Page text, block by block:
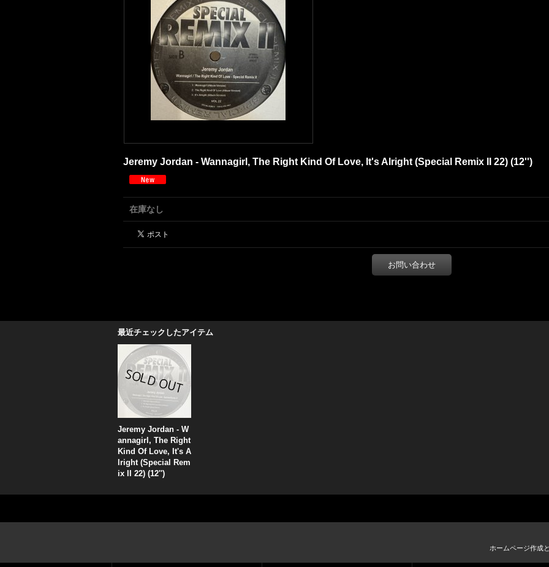
Jeremy Jordan - Wannagirl, The Right Kind Of Love, It's Alright (Special Remix II 22) (12'')
在庫なし
お問い合わせ
最近チェックしたアイテム
Jeremy Jordan - W
annagirl, The Right
Kind Of Love, It's A
lright (Special Rem
ix II 22) (12'')
ホームページ作成